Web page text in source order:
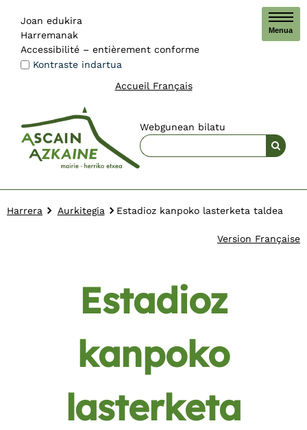
Joan edukira
Harremanak
Accessibilité – entièrement conforme
Kontraste indartua
Accueil Français
Webgunean bilatu
Menua
Harrera Aurkitegia Estadioz kanpoko lasterketa taldea
Version Française
Estadioz
kanpoko
lasterketa